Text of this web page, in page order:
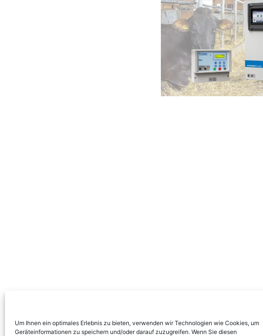
Um Ihnen ein optimales Erlebnis zu bieten, verwenden wir Technologien wie Cookies, um
Geräteinformationen zu speichern und/oder darauf zuzugreifen. Wenn Sie diesen